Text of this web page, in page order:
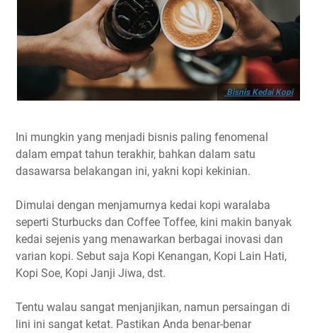
Bisnis Kedai Kopi
Ini mungkin yang menjadi bisnis paling fenomenal
dalam empat tahun terakhir, bahkan dalam satu
dasawarsa belakangan ini, yakni kopi kekinian.
Dimulai dengan menjamurnya kedai kopi waralaba
seperti Sturbucks dan Coffee Toffee, kini makin banyak
kedai sejenis yang menawarkan berbagai inovasi dan
varian kopi. Sebut saja Kopi Kenangan, Kopi Lain Hati,
Kopi Soe, Kopi Janji Jiwa, dst.
Tentu walau sangat menjanjikan, namun persaingan di
lini ini sangat ketat. Pastikan Anda benar-benar